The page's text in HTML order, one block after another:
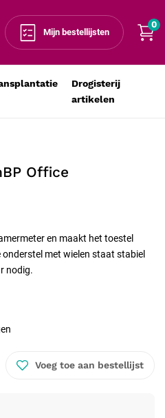
Mijn bestellijsten
0
Drogisterij
artikelen
Office
Voeg toe aan winkelmandje
Voeg toe aan bestellijst
en maakt het toestel
met wielen staat stabiel
nodig.